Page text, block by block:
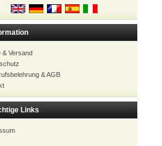
& Versand
& AGB
Links